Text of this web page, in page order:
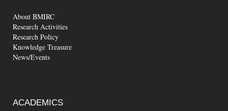
About BMIRC
Research Activities
Research Policy
Knowledge Treasure
News/Events
ACADEMICS